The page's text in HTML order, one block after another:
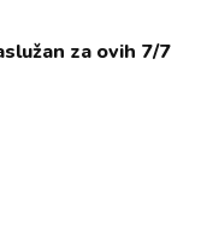
za ovih 7/7